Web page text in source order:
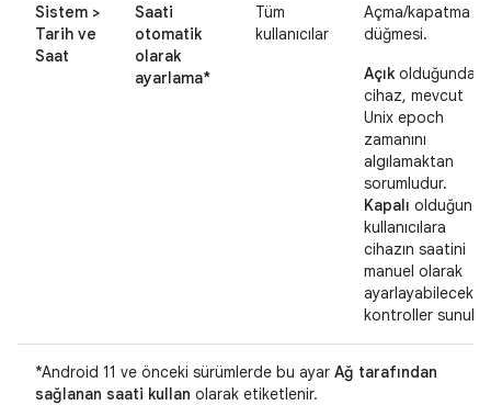
*Android 11 ve önceki sürümlerde bu ayar Ağ tarafından
sağlanan saati kullan olarak etiketlenir.
Sistem >
Tarih ve
Saat
Saati
otomatik
olarak
ayarlama*
Tüm
kullanıcılar
Açma/kapatma
düğmesi.
Açık olduğunda
cihaz, mevcut
Unix epoch
zamanını
algılamaktan
sorumludur.
Kapalı olduğunda
kullanıcılara
cihazın saatini
manuel olarak
kontroller sunulur.